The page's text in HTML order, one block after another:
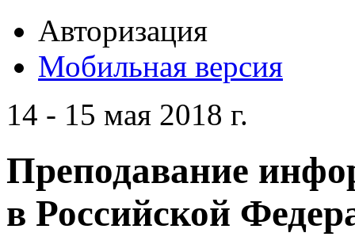
Авторизация
Мобильная версия
14 - 15 мая 2018 г.
Преподавание
в Российской